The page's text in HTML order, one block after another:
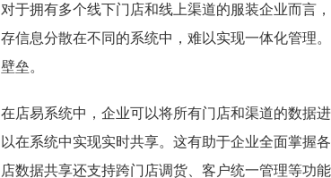
对于拥有多个线下门店和线上渠道的服装企业而言
存信息分散在不同的系统中，难以实现一体化管理
壁垒。
在店易系统中，企业可以将所有门店和渠道的数据
以在系统中实现实时共享。这有助于企业全面掌握
店数据共享还支持跨门店调货、客户统一管理等功